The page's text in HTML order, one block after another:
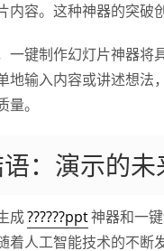
内容。这种神器的突破
一键制作幻灯片神器将
地输入内容或讲述想法
量。
：演示的未
成??????ppt神器和一
着人工智能技术的不断